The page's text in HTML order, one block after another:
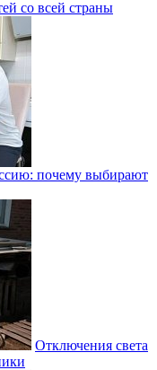
со всей страны
почему выбирают
Отключения света